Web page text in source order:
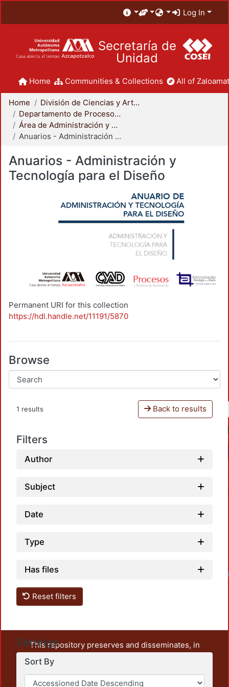
Log In
Secretaría de
Unidad
Home Communities & Collections All of
Home
División de Ciencias y Artes para el Diseño
Departamento de Procesos y Técnicas de Realización
Área de Administración y Tecnología para el Diseño
Anuarios - Administración y Tecnología para el Diseño
Anuarios - Administración y
Tecnología para el Diseño
Permanent URI for this collection
https://hdl.handle.net/11191/5870
Browse
1 results Back to results
Filters
Author
Subject
Date
Type
Has files
Reset filters
Settings
Sort By
This repository preserves and disseminates, in
unrestricted open access, the teaching and research
output of UAM Azcapotzalco. It also includes some
administrative and graphic documents from the